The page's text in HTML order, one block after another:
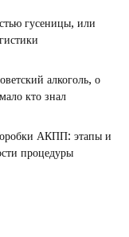
гусеницы, или
алкоголь, о
кто знал
АКПП: этапы и
процедуры